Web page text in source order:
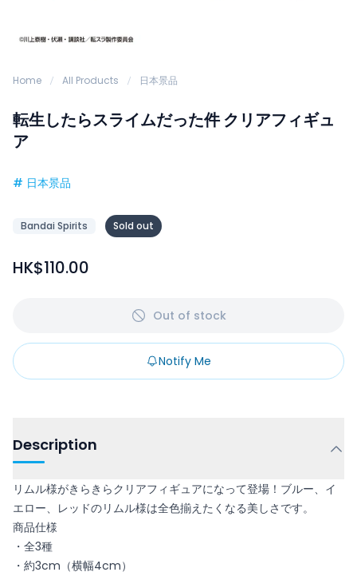
Home All Products 日本景品
転生したらスライムだった件 クリアフィギュ
ア
# 日本景品
Bandai Spirits Sold out
HK$110.00
Out of stock
Notify Me
Description
リムル様がきらきらクリアフィギュアになって登場！ブルー、イ
エロー、レッドのリムル様は全色揃えたくなる美しさです。
商品仕様
・全3種
・約3cm（横幅4cm）